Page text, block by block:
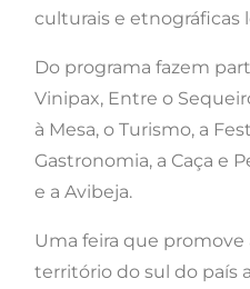
culturais e etnográficas
Do programa fazem
Vinipax, Entre o
à Mesa, o Turismo, a
Gastronomia, a Caça e
e a Avibeja.
Uma feira que
território do sul do país